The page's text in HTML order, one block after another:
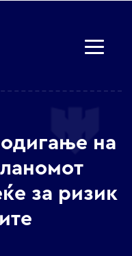
на
за ризик